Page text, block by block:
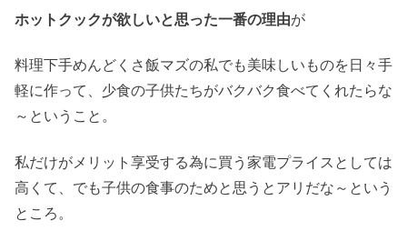
ホットクックが欲しいと思った一番の理由が
料理下手めんどくさ飯マズの私でも美味しいものを日々手
軽に作って、少食の子供たちがバクバク食べてくれたらな
～ということ。
私だけがメリット享受する為に買う家電プライスとしては
高くて、でも子供の食事のためと思うとアリだな～という
ところ。